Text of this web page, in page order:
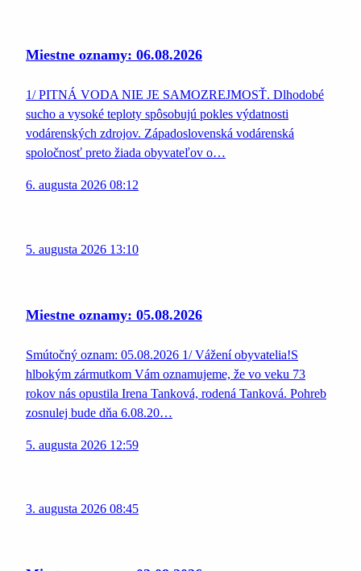
Miestne oznamy: 06.08.2026
1/ PITNÁ VODA NIE JE SAMOZREJMOSŤ. Dlhodobé
sucho a vysoké teploty spôsobujú pokles výdatnosti
vodárenských zdrojov. Západoslovenská vodárenská
spoločnosť preto žiada obyvateľov o…
6. augusta 2026 08:12
5. augusta 2026 13:10
Miestne oznamy: 05.08.2026
Smútočný oznam: 05.08.2026 1/ Vážení obyvatelia!S
hlbokým zármutkom Vám oznamujeme, že vo veku 73
rokov nás opustila Irena Tanková, rodená Tanková. Pohreb
zosnulej bude dňa 6.08.20…
5. augusta 2026 12:59
3. augusta 2026 08:45